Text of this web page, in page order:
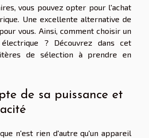
vous pouvez opter pour l'achat
Une excellente alternative de
vous. Ainsi, comment choisir un
? Découvrez dans cet
de sélection à prendre en
de sa puissance et
n'est rien d'autre qu'un appareil